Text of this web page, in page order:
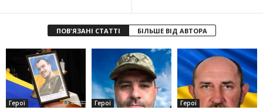
ПОВ'ЯЗАНІ СТАТТІ БІЛЬШЕ ВІД АВТОРА
Герої Герої Герої